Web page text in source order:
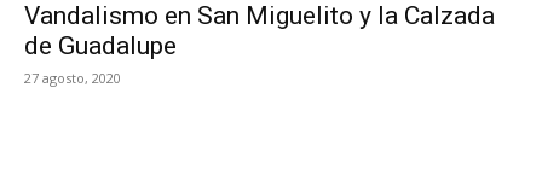
Vandalismo en San Miguelito y la Calzada
de Guadalupe
27 agosto, 2020